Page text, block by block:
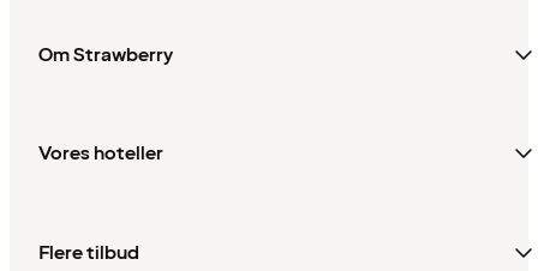
Om Strawberry
Vores hoteller
Flere tilbud